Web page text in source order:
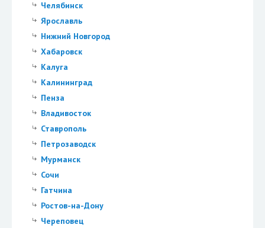
Челябинск
Ярославль
Нижний Новгород
Хабаровск
Калуга
Калининград
Пенза
Владивосток
Ставрополь
Петрозаводск
Мурманск
Сочи
Гатчина
Ростов-на-Дону
Череповец